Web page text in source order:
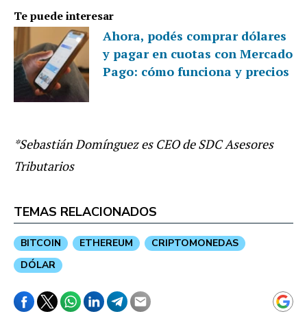
Te puede interesar
Ahora, podés comprar dólares
y pagar en cuotas con Mercado
Pago: cómo funciona y precios
*Sebastián Domínguez es CEO de SDC Asesores
Tributarios
TEMAS RELACIONADOS
BITCOIN ETHEREUM
CRIPTOMONEDAS
DÓLAR